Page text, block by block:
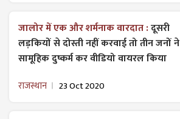
जालोर में एक और शर्मनाक वारदात :दूसरी
लड़कियों से दोस्ती नहीं करवाई तो तीन जनों ने
सामूहिक दुष्कर्म कर वीडियो वायरल किया
राजस्थान 23 Oct 2020